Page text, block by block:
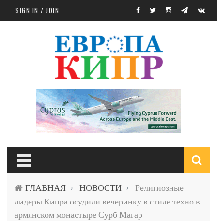
Skip to main content
SIGN IN / JOIN
ГЛАВНАЯ › НОВОСТИ ›
Религиозные
лидеры Кипра осудили вечеринку в стиле техно в
армянском монастыре Сурб Магар